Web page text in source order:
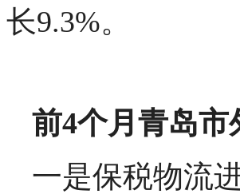
长9.3%。
前4个月青岛
一是保税物流